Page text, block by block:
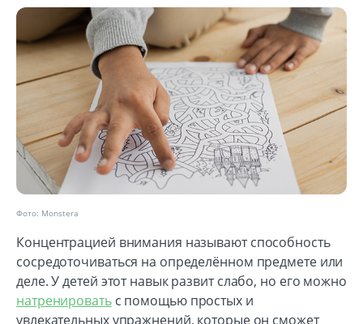
Фото: Monstera
Концентрацией внимания называют способность
сосредоточиваться на определённом предмете или
деле. У детей этот навык развит слабо, но его можно
натренироватьс помощью простых и
увлекательных упражнений, которые он сможет